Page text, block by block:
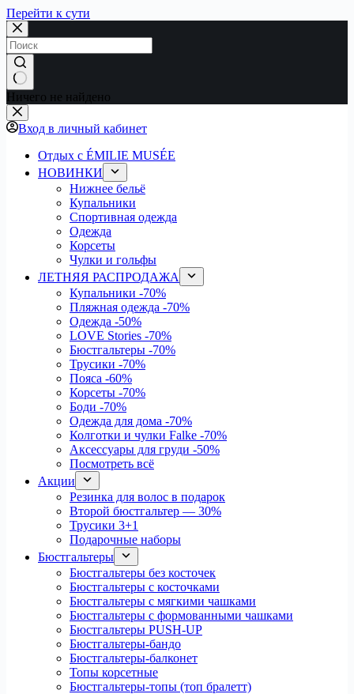
Перейти к сути
Ничего не найдено
Вход в личный кабинет
Отдых с ÉMILIE MUSÉE
НОВИНКИ
Нижнее бельё
Купальники
Спортивная одежда
Одежда
Корсеты
Чулки и гольфы
ЛЕТНЯЯ РАСПРОДАЖА
Купальники -70%
Пляжная одежда -70%
Одежда -50%
LOVE Stories -70%
Бюстгальтеры -70%
Трусики -70%
Пояса -60%
Корсеты -70%
Боди -70%
Одежда для дома -70%
Колготки и чулки Falke -70%
Аксессуары для груди -50%
Посмотреть всё
Акции
Резинка для волос в подарок
Второй бюстгальтер — 30%
Трусики 3+1
Подарочные наборы
Бюстгальтеры
Бюстгальтеры без косточек
Бюстгальтеры с косточками
Бюстгальтеры с мягкими чашками
Бюстгальтеры с формованными чашками
Бюстгальтеры PUSH-UP
Бюстгальтеры-бандо
Бюстгальтеры-балконет
Топы корсетные
Бюстгальтеры-топы (топ бралетт)